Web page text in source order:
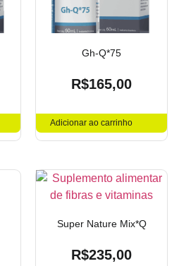
Gh-Q*75
R$165,00
Adicionar ao carrinho
Super Nature Mix*Q
R$235,00